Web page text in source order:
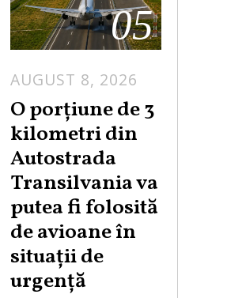
05
AUGUST 8, 2026
U
G
T
8
O porțiune de 3
kilometri din
Autostrada
Transilvania va
putea fi folosită
de avioane în
situații de
urgență